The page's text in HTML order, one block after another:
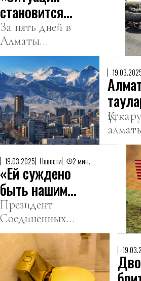
становится
критической!»:
В Алматы
увеличилось
число аварий
с мопедами
За пять дней в
Алматы
произошло 23
ДТП с участием
мопедов, в двух
случаях с
летальным
исходом.
қар
19.03.2025 Новости 2 мин.
«Ей суждено
быть нашим
51-м штатом»:
Трамп уверен в
присоединении
Канады к США
Президент
Соединенных
Штатов назвал
Канаду «худшим
партнером для
переговоров».